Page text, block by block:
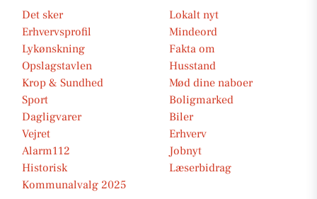
Det sker
Lokalt nyt
Erhvervsprofil
Mindeord
Lykønskning
Fakta om
Opslagstavlen
Husstand
Krop & Sundhed
Mød dine naboer
Sport
Boligmarked
Dagligvarer
Biler
Vejret
Erhverv
Alarm112
Jobnyt
Historisk
Læserbidrag
Kommunalvalg 2025